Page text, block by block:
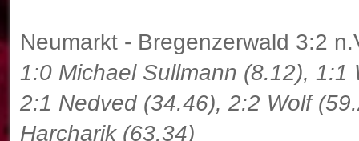
Neumarkt - Bregenzerwald 3:2
1:0 Michael Sullmann (8.12), 1:1
2:1 Nedved (34.46), 2:2 Wolf
Harcharik (63.34)